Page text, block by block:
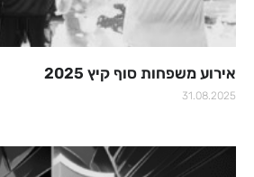
אירוע משפחות סוף קיץ 2025
31.08.2025